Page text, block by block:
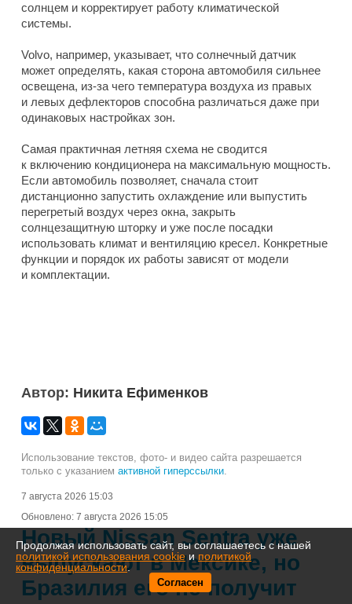
солнцем и корректирует работу климатической
системы.
Volvo, например, указывает, что солнечный датчик
может определять, какая сторона автомобиля сильнее
освещена, из-за чего температура воздуха из правых
и левых дефлекторов способна различаться даже при
одинаковых настройках зон.
Самая практичная летняя схема не сводится
к включению кондиционера на максимальную мощность.
Если автомобиль позволяет, сначала стоит
дистанционно запустить охлаждение или выпустить
перегретый воздух через окна, закрыть
солнцезащитную шторку и уже после посадки
использовать климат и вентиляцию кресел. Конкретные
функции и порядок их работы зависят от модели
и комплектации.
Автор: Никита Ефименков
Использование текстов, фото- и видео сайта разрешается
только с указанием активной гиперссылки.
7 августа 2026 15:03
Обновлено: 7 августа 2026 15:05
Новый Nissan Sentra уже
выпускают в Мексике, но
Бразилия его не получит
Продолжая использовать сайт, вы соглашаетесь с нашей
политикой использования cookieиполитикой
конфиденциальности.
Согласен